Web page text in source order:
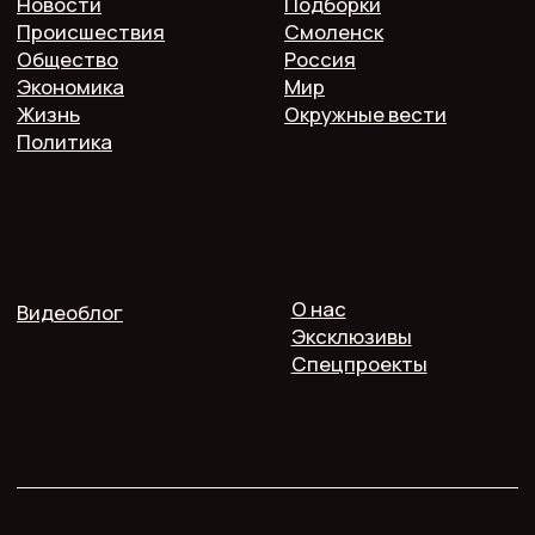
2025 @ Печь.Инфо